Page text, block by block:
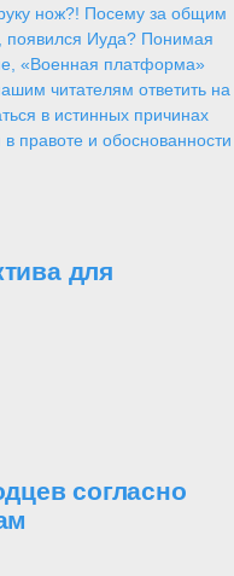
руку нож?! Посему за общим
появился Иуда? Понимая
«Военная платформа»
читателям ответить на
в истинных причинах
правоте и обоснованности
для
согласно